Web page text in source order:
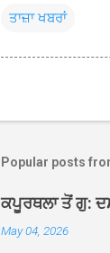
ਤਾਜ਼ਾ ਖਬਰਾਂ
Popular posts
ਕਪੂਰਥਲਾ ਤੋਂ ਗੁ:
May 04, 2026